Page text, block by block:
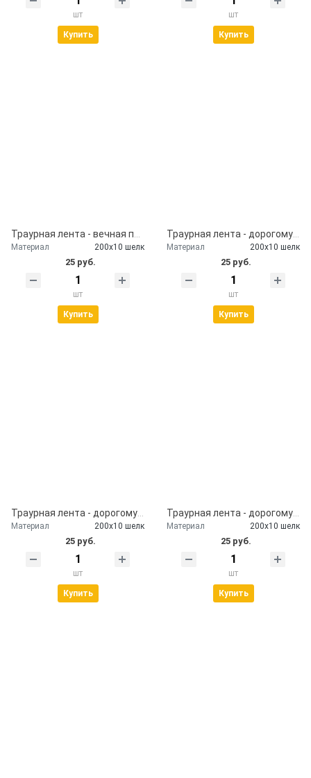
шт
Купить
шт
Купить
Материал 200х10 шелк
25 руб.
шт
Купить
Материал 200х10 шелк
25 руб.
шт
Купить
Траурная лента - дорогому дедушке
Материал 200х10 шелк
25 руб.
шт
Купить
Траурная лента - дорогому мужу
Материал 200х10 шелк
25 руб.
шт
Купить